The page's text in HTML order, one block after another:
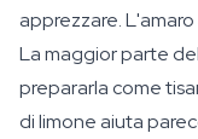
apprezzare.
La maggior parte
prepararla come
di limone aiuta